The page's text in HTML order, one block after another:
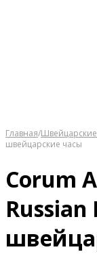
Главная/
швейцарские часы
Corum
Russian